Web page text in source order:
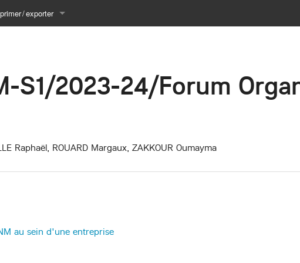
/ exporter
Version imprimable
S1/2023-24/Forum
Raphaël, ROUARD Margaux, ZAKKOUR Oumayma
au sein d'une entreprise